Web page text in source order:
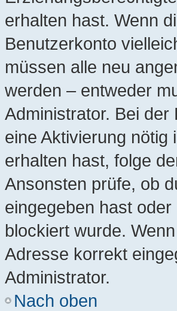
erhalten hast. Wenn
Benutzerkonto
müssen alle neu
werden – entweder
Administrator. Bei
eine Aktivierung nötig
erhalten hast, folge
Ansonsten prüfe, ob
eingegeben hast
blockiert wurde.
Adresse korrekt
Administrator.
Nach oben